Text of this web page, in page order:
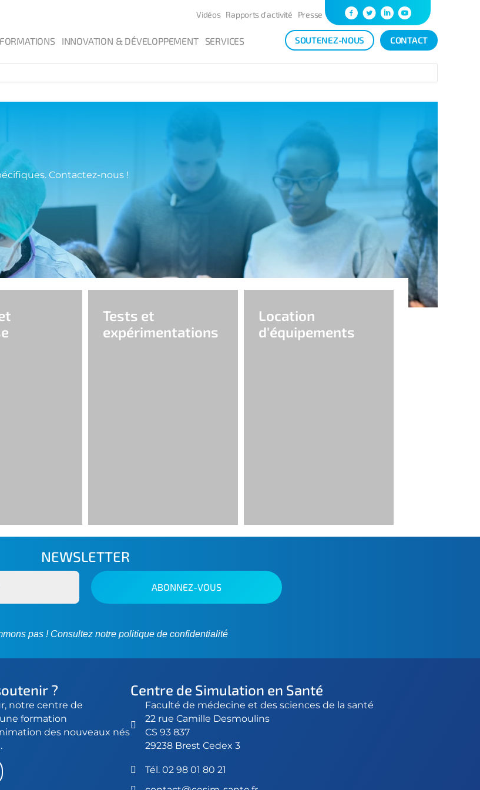
Vidéos Rapports d’activité Presse
FORMATIONS INNOVATION & DÉVELOPPEMENT SERVICES SOUTENEZ-NOUS CONTACT
Contactez-nous !
Tests et
expérimentations
Location
d'équipements
NEWSLETTER
pas ! Consultez notre politique de confidentialité
?
notre centre de
formation
des nouveaux nés
Centre de Simulation en Santé
Faculté de médecine et des sciences de la santé
22 rue Camille Desmoulins
CS 93 837
29238 Brest Cedex 3
Tél. 02 98 01 80 21